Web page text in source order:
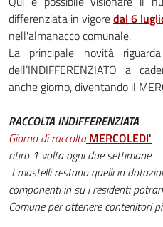
differenziata in vigoredal 6
nell'almanacco comunale.
La principale novità
dell’INDIFFERENZIATO a
anche giorno, diventando il
RACCOLTA INDIFFERENZIATA
Giorno di raccoltaMERCOLEDI'
ritiro 1 volta ogni due settimane.
I mastelli restano quelli in
componenti in su i residenti
Comune per ottenere contenitori